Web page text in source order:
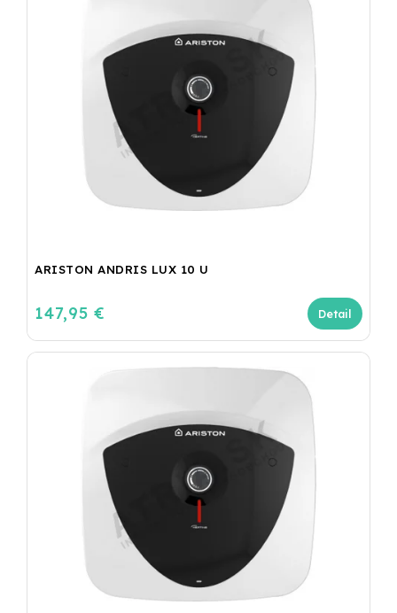
ARISTON ANDRIS LUX 10 U
147,95 € Detail